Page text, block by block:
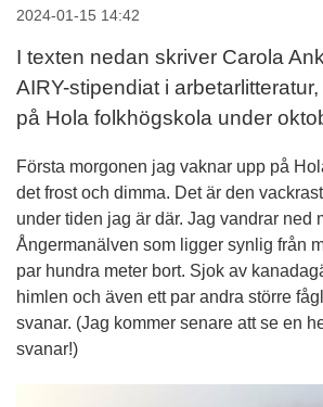
2024-01-15 14:42
I texten nedan skriver Carola
AIRY-stipendiat i
på Hola folkhögskola under
Första morgonen jag vaknar upp på
det frost och dimma. Det är den
under tiden jag är där. Jag vandrar ned
Ångermanälven som ligger synlig från
par hundra meter bort. Sjok av
himlen och även ett par andra större
svanar. (Jag kommer senare att se en
svanar!)